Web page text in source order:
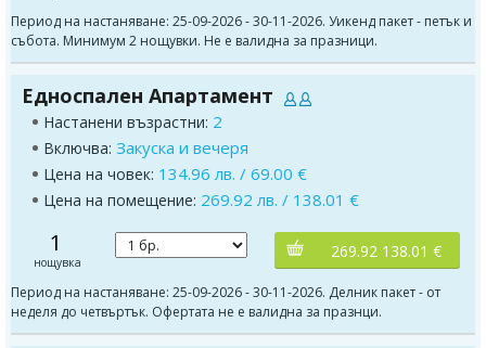
Период на настаняване: 25-09-2026 - 30-11-2026. Уикенд пакет - петък и
събота. Минимум 2 нощувки. Не е валидна за празници.
Едноспален Апартамент
Настанени възрастни: 2
Включва: Закуска и вечеря
Цена на човек: 134.96 лв. / 69.00 €
Цена на помещение: 269.92 лв. / 138.01 €
1
нощувка
269.92 138.01 €
Период на настаняване: 25-09-2026 - 30-11-2026. Делник пакет - от
неделя до четвъртък. Офертата не е валидна за празнци.